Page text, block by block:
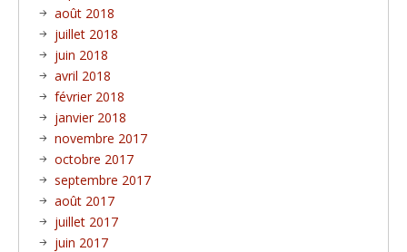
août 2018
juillet 2018
juin 2018
avril 2018
février 2018
janvier 2018
novembre 2017
octobre 2017
septembre 2017
août 2017
juillet 2017
juin 2017